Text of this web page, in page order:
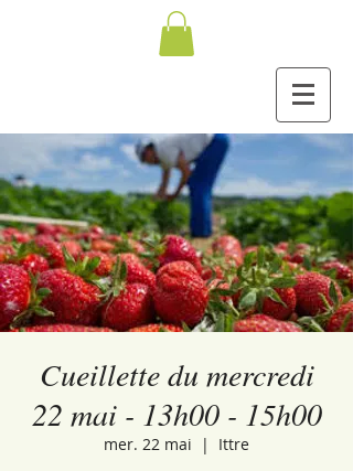
Cueillette du mercredi
22 mai - 13h00 - 15h00
mer. 22 mai
  |
Ittre